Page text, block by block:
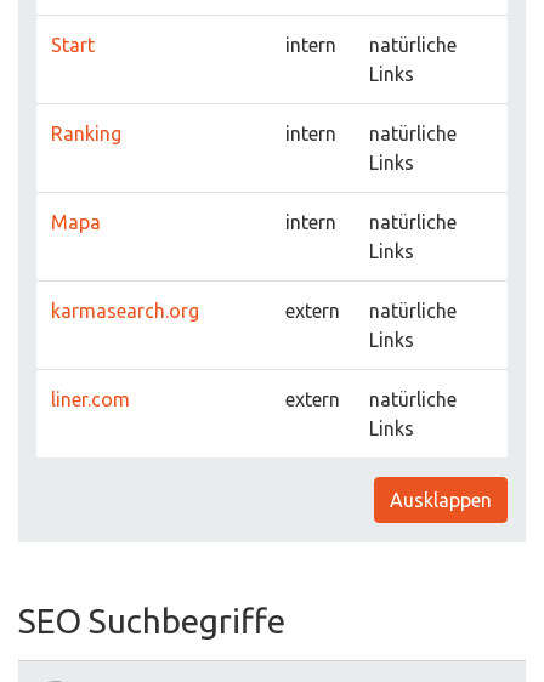
Start intern
natürliche
Links
Ranking intern
natürliche
Links
Mapa intern
natürliche
Links
karmasearch.org extern
natürliche
Links
liner.com extern
natürliche
Links
Ausklappen
SEO Suchbegriffe